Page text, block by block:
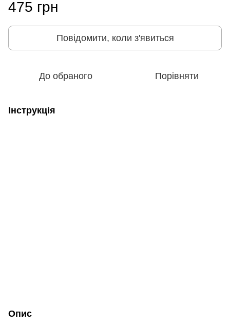
475 грн
Повідомити, коли з'явиться
До обраного Порівняти
Інструкція
Опис